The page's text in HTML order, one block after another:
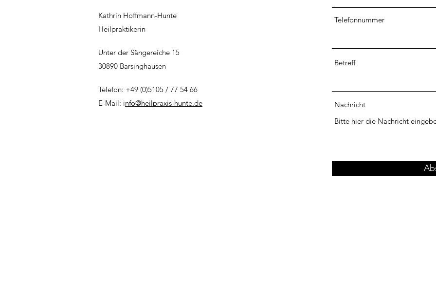
Kathrin Hoffmann-Hunte
Heilpraktikerin
Unter der Sängereiche 15
30890 Barsinghausen
Telefon: +49 (0)5105 / 77 54 66
E-Mail: info@heilpraxis-hunte.de
Telefonnummer
Betreff
Nachricht